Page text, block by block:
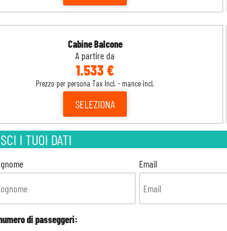
Cabine Balcone
A partire da
1.533 €
Prezzo per persona Tax Incl. - mance incl.
SELEZIONA
I TUOI DATI
Email
di passeggeri: